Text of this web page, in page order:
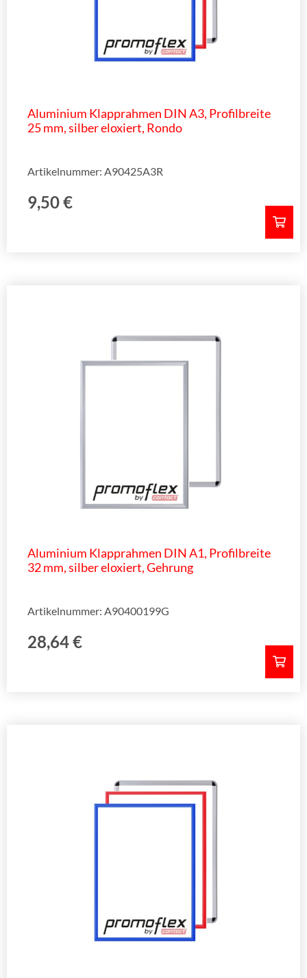
Aluminium Klapprahmen DIN A3, Profilbreite
25 mm, silber eloxiert, Rondo
9,50€
Artikelnummer: A90425A3R
Aluminium Klapprahmen DIN A1, Profilbreite
32 mm, silber eloxiert, Gehrung
28,64€
Artikelnummer: A90400199G